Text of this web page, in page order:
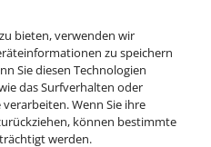
bieten, verwenden wir
zu speichern
Sie diesen Technologien
das Surfverhalten oder
Wenn Sie ihre
können bestimmte
werden.